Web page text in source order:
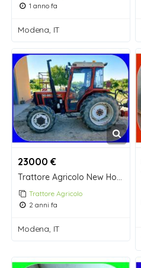
1 anno fa
Modena, IT
23000 €
Trattore Agricolo
2 anni fa
Modena, IT